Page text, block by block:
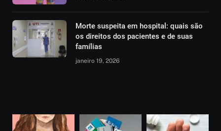
Morte suspeita em hospital: quais são
os direitos dos pacientes e de suas
famílias
janeiro 19, 2026